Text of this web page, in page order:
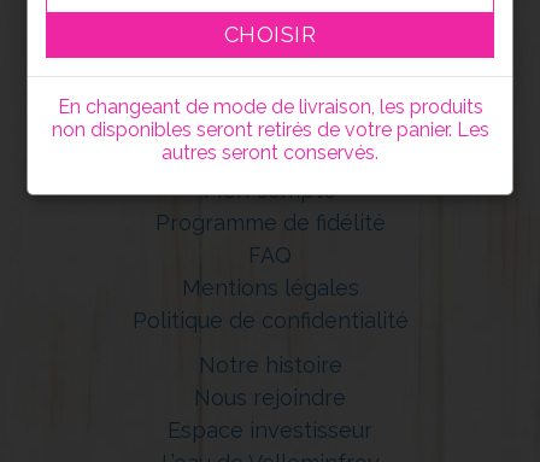
Mon compte
Programme de fidélité
FAQ
Mentions légales
Politique de confidentialité
Notre histoire
Nous rejoindre
Espace investisseur
CHOISIR
En changeant de mode de livraison, les produits
non disponibles seront retirés de votre panier. Les
autres seront conservés.